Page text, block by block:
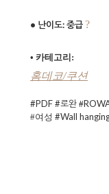
• 난이도: 중급 ?
• 카테고리:
홈데코/쿠션
#PDF #로완 #
#여성 #Wall